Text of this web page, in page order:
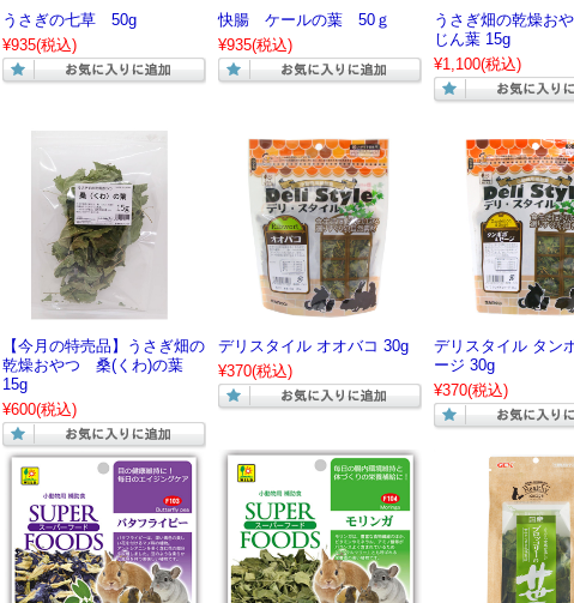
うさぎの七草 50g
¥935(税込)
快腸 ケールの葉 50ｇ
¥935(税込)
うさぎ畑の乾燥お
じん葉 15g
¥1,100(税込)
【今月の特売品】うさぎ畑の
乾燥おやつ 桑(くわ)の葉
15g
¥600(税込)
デリスタイル オオバコ 30g
¥370(税込)
デリスタイル タン
ージ 30g
¥370(税込)